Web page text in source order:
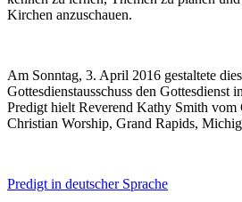
Kirchen anzuschauen.
Am Sonntag, 3. April 2016 gestaltete
Gottesdienstausschuss den Gottesdienst
Predigt hielt Reverend Kathy Smith
Christian Worship, Grand Rapids,
Predigt in deutscher Sprache